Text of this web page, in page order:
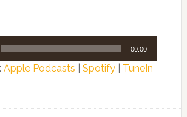
00:00
Apple Podcasts Spotify| TuneIn